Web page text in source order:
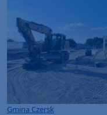
Gmina Czersk